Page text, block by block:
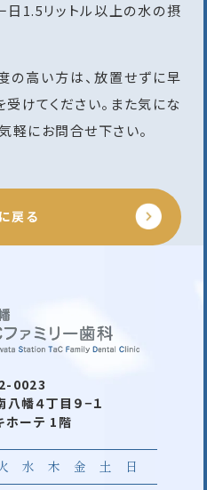
1.5リットル以上の水の摂
の高い方は、放置せずに早
けてください。また気にな
軽にお問合せ下さい。
戻る
0023
幡４丁目９−１
ホーテ 1階
水 木 金 土
日